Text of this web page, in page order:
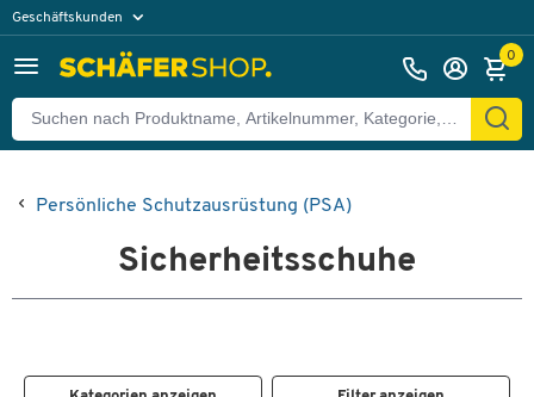
Geschäftskunden
0
Persönliche Schutzausrüstung (PSA)
Sicherheitsschuhe